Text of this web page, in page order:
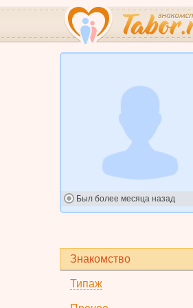
Был более месяца назад
Знакомство
Типаж